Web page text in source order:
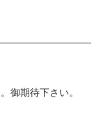
御期待下さい。